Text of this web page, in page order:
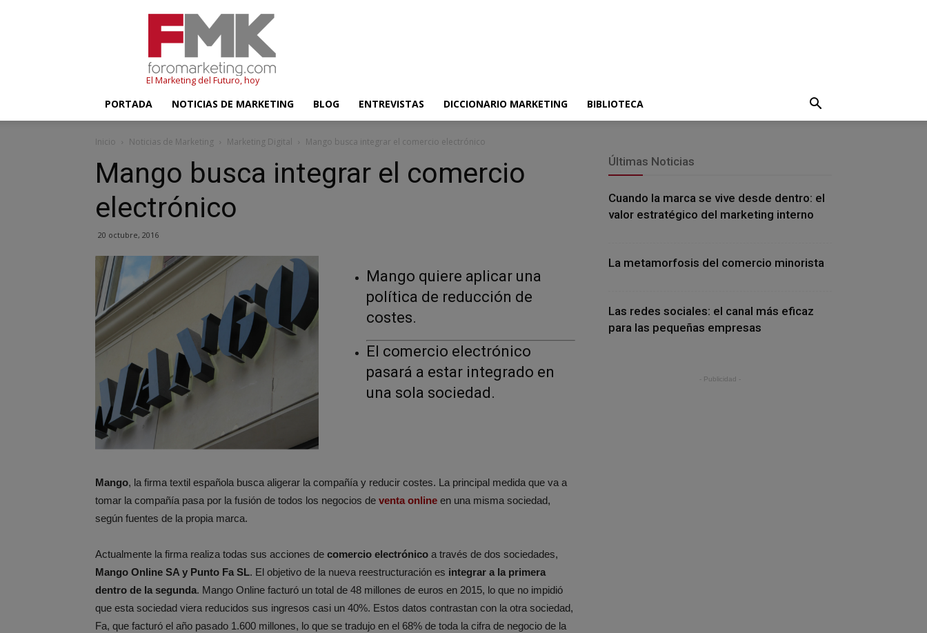
El Marketing del Futuro, hoy
PORTADA NOTICIAS DE MARKETING BLOG ENTREVISTAS DICCIONARIO MARKETING BIBLIOTECA
Inicio Noticias de Marketing Marketing Digital Mango busca integrar el comercio electrónico
Mango busca integrar el comercio
electrónico
20 octubre, 2016
Mango quiere aplicar una
política de reducción de
costes.
El comercio electrónico
pasará a estar integrado en
una sola sociedad.
Mango, la firma textil española busca aligerar la compañía y reducir costes. La principal medida que va a
tomar la compañía pasa por la fusión de todos los negocios de venta online en una misma sociedad,
según fuentes de la propia marca.
Actualmente la firma realiza todas sus acciones de comercio electrónico a través de dos sociedades,
Mango Online SA y Punto Fa SL. El objetivo de la nueva reestructuración es integrar a la primera
dentro de la segunda. Mango Online facturó un total de 48 millones de euros en 2015, lo que no impidió
que esta sociedad viera reducidos sus ingresos casi un 40%. Estos datos contrastan con la otra sociedad,
Fa, que facturó el año pasado 1.600 millones, lo que se tradujo en el 68% de toda la cifra de negocio de la
Últimas Noticias
Cuando la marca se vive desde dentro: el
valor estratégico del marketing interno
La metamorfosis del comercio minorista
Las redes sociales: el canal más eficaz
para las pequeñas empresas
- Publicidad -